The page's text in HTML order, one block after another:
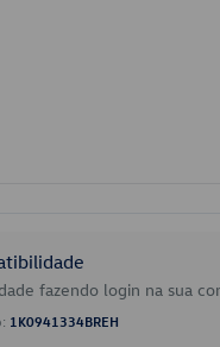
fazendo login na sua
1K0941334BREH